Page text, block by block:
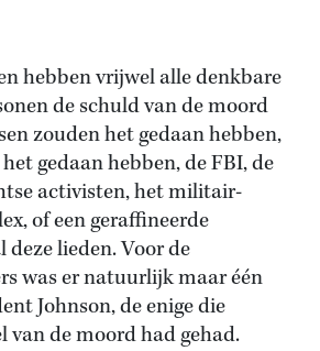
hebben vrijwel alle denkbare
de schuld van de moord
zouden het gedaan hebben,
gedaan hebben, de FBI, de
activisten, het militair-
of een geraffineerde
lieden. Voor de
was er natuurlijk maar één
Johnson, de enige die
van de moord had gehad.